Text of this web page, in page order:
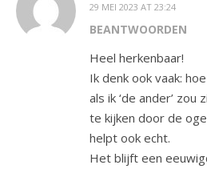
29 MEI 2023 AT 23:24
BEANTWOORDEN
Heel herkenbaar!
Ik denk ook vaak:
als ik ‘de ander’ zou
te kijken door de
helpt ook echt.
Het blijft een